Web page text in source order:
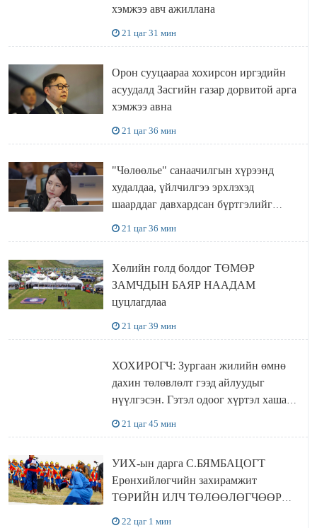
хэмжээ авч ажиллана
21 цаг 31 мин
Орон сууцаараа хохирсон иргэдийн
асуудалд Засгийн газар дорвитой арга
хэмжээ авна
21 цаг 36 мин
"Чөлөөлье" санаачилгын хүрээнд
худалдаа, үйлчилгээ эрхлэхэд
шаарддаг давхардсан бүртгэлийг
21 цаг 36 мин
Хөлийн голд болдог ТӨМӨР
ЗАМЧДЫН БАЯР НААДАМ
цуцлагдлаа
21 цаг 39 мин
ХОХИРОГЧ: Зургаан жилийн өмнө
дахин төлөвлөлт гээд айлуудыг
нүүлгэсэн. Гэтэл одоог хүртэл хашаа
21 цаг 45 мин
УИХ-ын дарга С.БЯМБАЦОГТ
Ерөнхийлөгчийн захирамжит
ТӨРИЙН ИЛЧ ТӨЛӨӨЛӨГЧӨӨР
22 цаг 1 мин